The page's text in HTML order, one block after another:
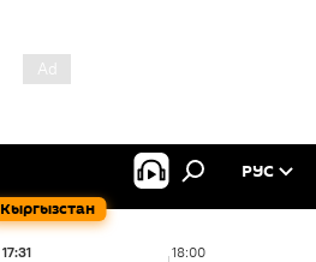
Кыргызстан
РУС
18:00
17:31